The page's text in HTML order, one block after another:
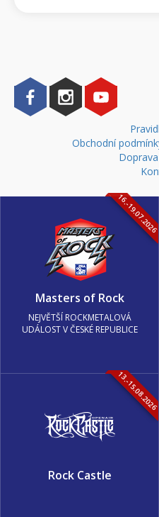
Obchodní
16.-19.07.2026
Masters of Rock
NEJVĚTŠÍ ROCKMETALOVÁ
UDÁLOST V ČESKÉ REPUBLICE
13.-15.08.2026
Rock Castle